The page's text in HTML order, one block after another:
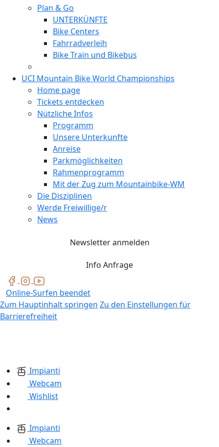
Plan & Go
UNTERKÜNFTE
Bike Centers
Fahrradverleih
Bike Train und Bikebus
UCI Mountain Bike World Championships
Home page
Tickets entdecken
Nützliche Infos
Programm
Unsere Unterkunfte
Anreise
Parkmöglichkeiten
Rahmenprogramm
Mit der Zug zum Mountainbike-WM
Die Disziplinen
Werde Freiwillige/r
News
Newsletter anmelden
Info Anfrage
Online-Surfen beendet
Zum Hauptinhalt springen Zu den Einstellungen für
Barrierefreiheit
Impianti
Webcam
Wishlist
Impianti
Webcam